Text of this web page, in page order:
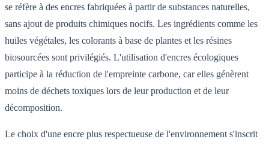
se réfère à des encres fabriquées à partir de substances naturelles,
sans ajout de produits chimiques nocifs. Les ingrédients comme les
huiles végétales, les colorants à base de plantes et les résines
biosourcées sont privilégiés. L'utilisation d'encres écologiques
participe à la réduction de l'empreinte carbone, car elles génèrent
moins de déchets toxiques lors de leur production et de leur
décomposition.
Le choix d'une encre plus respectueuse de l'environnement s'inscrit